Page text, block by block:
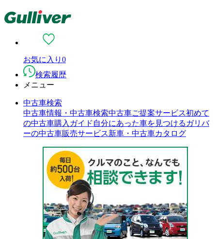
お気に入り 0
検索履歴
メニュー
中古車検索
中古車情報・中古車検索中古車ご提案サービス初めて
の中古車購入ガイド 自分にあった車を見つける ガリバ
ーの中古車販売サービス新車・中古車カタログ